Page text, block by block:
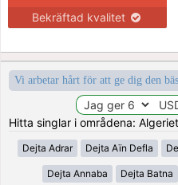
Bekräftad kvalitet
Vi arbetar hårt för att ge dig den
Hitta singlar i områdena: Algeriet
Dejta Adrar Dejta Aïn Defla
Dejta Annaba Dejta Batna